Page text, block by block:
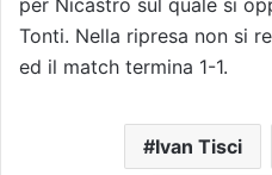
per Nicastro sul quale si
Tonti. Nella ripresa non si
ed il match termina 1-1.
Ivan Tisci